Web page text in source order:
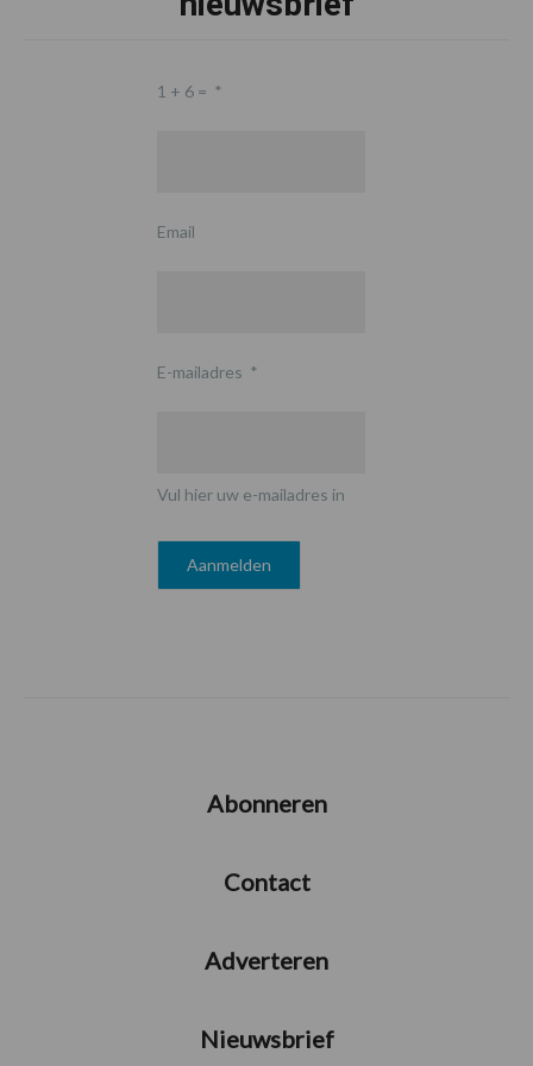
1 + 6 = *
Email
E-mailadres *
Vul hier uw e-mailadres in
Abonneren
Contact
Adverteren
Nieuwsbrief